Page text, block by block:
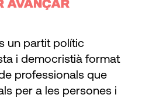
un partit polític
i democristià format
professionals que
per a les persones i